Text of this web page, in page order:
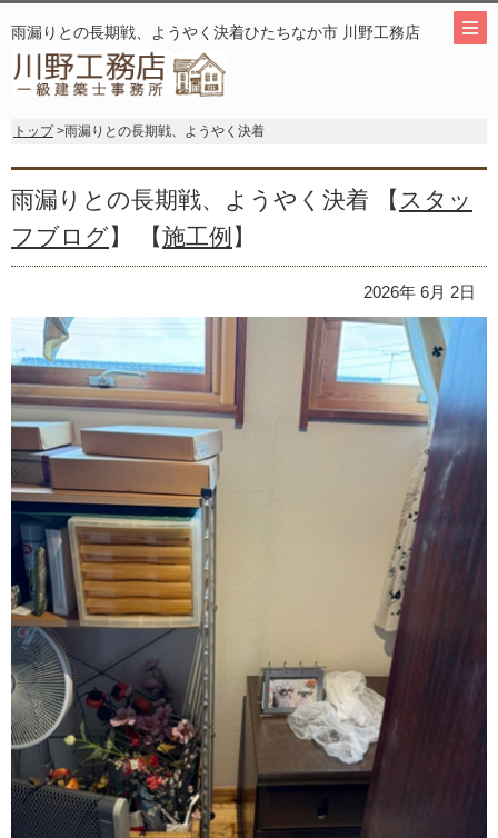
雨漏りとの長期戦、ようやく決着ひたちなか市 川野工務店
トップ>雨漏りとの長期戦、ようやく決着
雨漏りとの長期戦、ようやく決着 【 スタッ
フブログ】 【施工例 】
2026年 6月 2日